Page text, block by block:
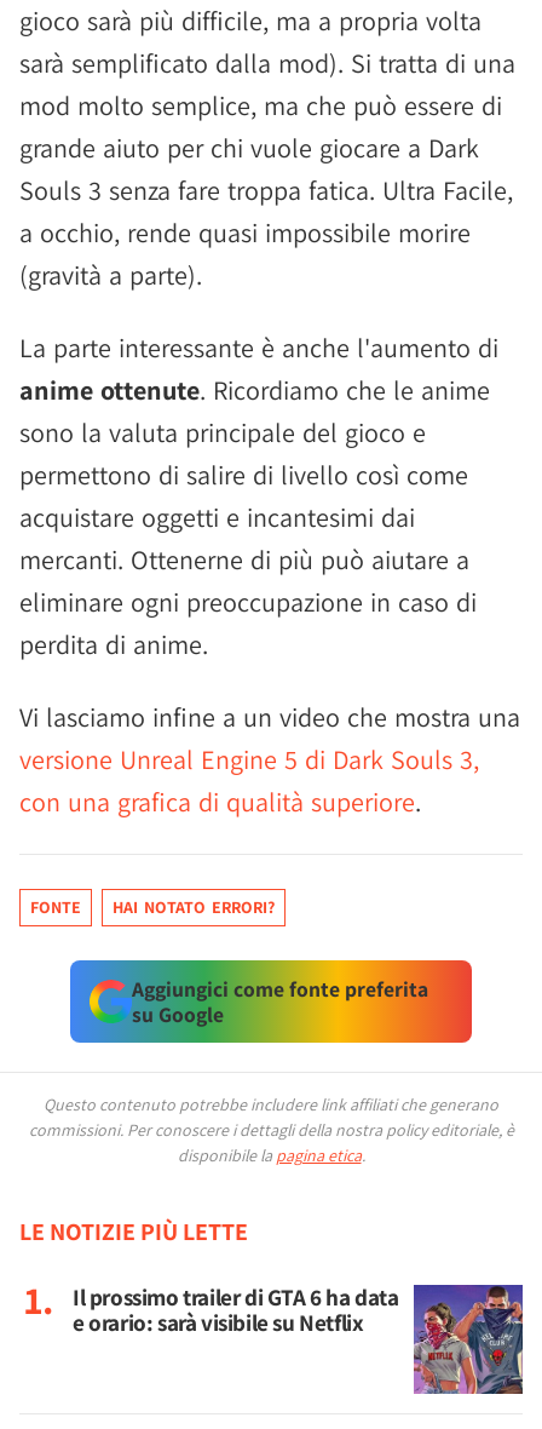
gioco sarà più difficile, ma a propria volta
sarà semplificato dalla mod). Si tratta di una
mod molto semplice, ma che può essere di
grande aiuto per chi vuole giocare a Dark
Souls 3 senza fare troppa fatica. Ultra Facile,
a occhio, rende quasi impossibile morire
(gravità a parte).
La parte interessante è anche l'aumento di
anime ottenute. Ricordiamo che le anime
sono la valuta principale del gioco e
permettono di salire di livello così come
acquistare oggetti e incantesimi dai
mercanti. Ottenerne di più può aiutare a
eliminare ogni preoccupazione in caso di
perdita di anime.
Vi lasciamo infine a un video che mostra una
versione Unreal Engine 5 di Dark Souls 3,
con una grafica di qualità superiore.
FONTE HAI NOTATO ERRORI?
Aggiungici come fonte preferita
su Google
Questo contenuto potrebbe includere link affiliati che generano
commissioni. Per conoscere i dettagli della nostra policy editoriale, è
disponibile la pagina etica.
LE NOTIZIE PIÙ LETTE
Il prossimo trailer di GTA 6 ha data
e orario: sarà visibile su Netflix